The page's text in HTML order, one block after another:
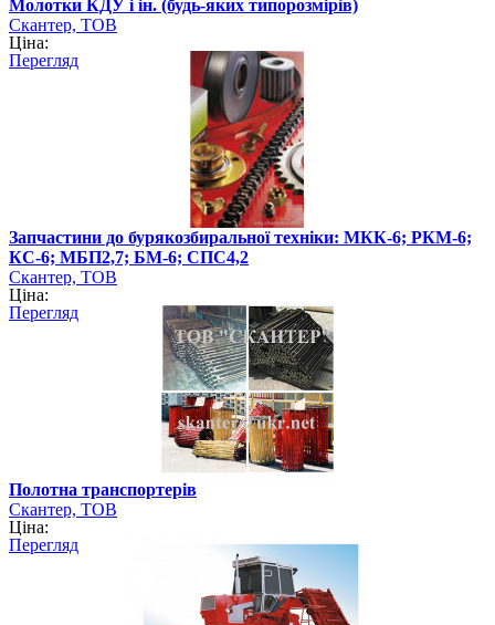
Молотки КДУ і ін. (будь-яких типорозмірів)
Скантер, ТОВ
Ціна:
Перегляд
Запчастини до бурякозбиральної техніки: МКК-6; РКМ-6;
КС-6; МБП2,7; БМ-6; СПС4,2
Скантер, ТОВ
Ціна:
Перегляд
Полотна транспортерів
Скантер, ТОВ
Ціна:
Перегляд